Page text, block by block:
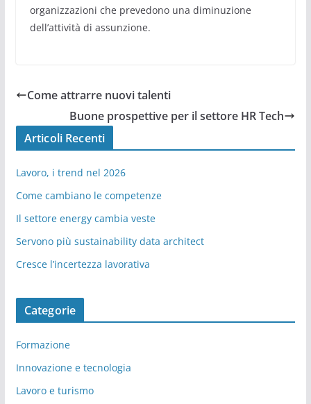
organizzazioni che prevedono una diminuzione
dell’attività di assunzione.
Come attrarre nuovi talenti
Buone prospettive per il settore HR Tech
Articoli Recenti
Lavoro, i trend nel 2026
Come cambiano le competenze
Il settore energy cambia veste
Servono più sustainability data architect
Cresce l’incertezza lavorativa
Categorie
Formazione
Innovazione e tecnologia
Lavoro e turismo